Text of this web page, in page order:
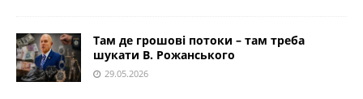
Там де грошові потоки – там треба
шукати В. Рожанського
29.05.2026